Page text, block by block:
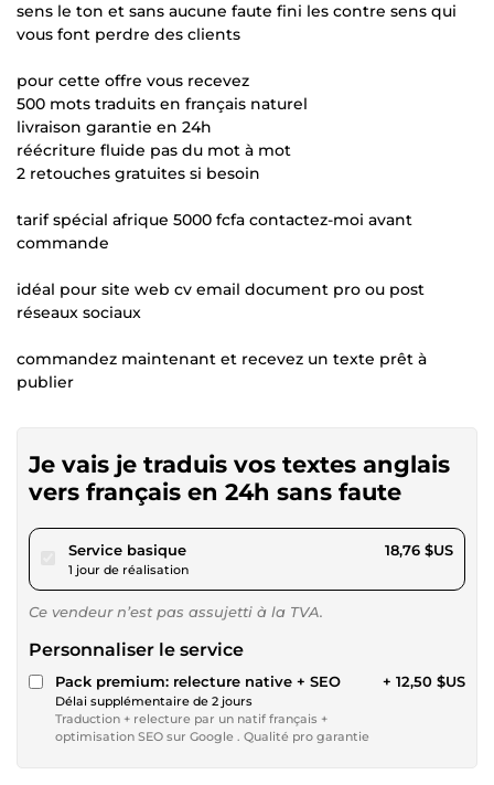
sens le ton et sans aucune faute fini les contre sens qui
vous font perdre des clients
pour cette offre vous recevez
500 mots traduits en français naturel
livraison garantie en 24h
réécriture fluide pas du mot à mot
2 retouches gratuites si besoin
tarif spécial afrique 5000 fcfa contactez-moi avant
commande
idéal pour site web cv email document pro ou post
réseaux sociaux
commandez maintenant et recevez un texte prêt à
publier
Je vais je traduis vos textes anglais
vers français en 24h sans faute
Service basiquepour 17,28 $US
1 jour de réalisation
18,76 $US
Ce vendeur n’est pas assujetti à la TVA.
Personnaliser le service
Pack premium: relecture native + SEO
Délai supplémentaire de 2 jours
Traduction + relecture par un natif français +
optimisation SEO sur Google . Qualité pro garantie
+ 12,50 $US